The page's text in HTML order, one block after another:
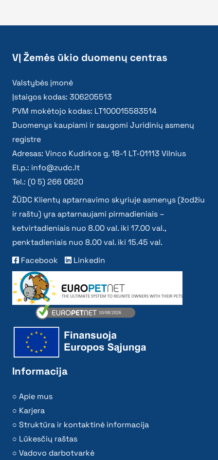
VĮ Žemės ūkio duomenų centras
Valstybės įmonė
Įstaigos kodas: 306205513
PVM mokėtojo kodas: LT100015583514
Duomenys kaupiami ir saugomi Juridinių asmenų
registre
Adresas: Vinco Kudirkos g. 18-1 LT-01113 Vilnius
El.p.: info@zudc.lt
Tel.: (0 5) 266 0620
ŽŪDC Klientų aptarnavimo skyriuje asmenys (žodžiu
ir raštu) yra aptarnaujami pirmadieniais –
ketvirtadieniais nuo 8.00 val. iki 17.00 val.,
penktadieniais nuo 8.00 val. iki 15.45 val.
Facebook
Linkedin
Informacija
Apie mus
Karjera
Struktūra ir kontaktinė informacija
Lūkesčių raštas
Vadovo darbotvarkė